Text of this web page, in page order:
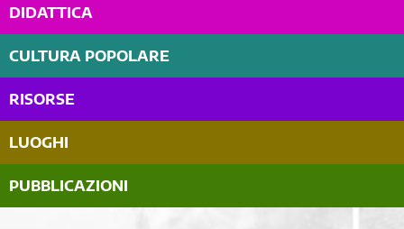
DIDATTICA
CULTURA POPOLARE
RISORSE
LUOGHI
PUBBLICAZIONI